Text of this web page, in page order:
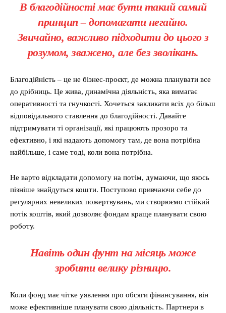
В благодійності має бути такий самий
принцип – допомагати негайно.
Звичайно, важливо підходити до цього з
розумом, зважено, але без зволікань.
Благодійність – це не бізнес-проєкт, де можна планувати все
до дрібниць. Це жива, динамічна діяльність, яка вимагає
оперативності та гнучкості. Хочеться закликати всіх до більш
відповідального ставлення до благодійності. Давайте
підтримувати ті організації, які працюють прозоро та
ефективно, і які надають допомогу там, де вона потрібна
найбільше, і саме тоді, коли вона потрібна.
Не варто відкладати допомогу на потім, думаючи, що якось
пізніше знайдуться кошти. Поступово привчаючи себе до
регулярних невеликих пожертвувань, ми створюємо стійкий
потік коштів, який дозволяє фондам краще планувати свою
роботу.
Навіть один фунт на місяць може
зробити велику різницю.
Коли фонд має чітке уявлення про обсяги фінансування, він
може ефективніше планувати свою діяльність. Партнери в